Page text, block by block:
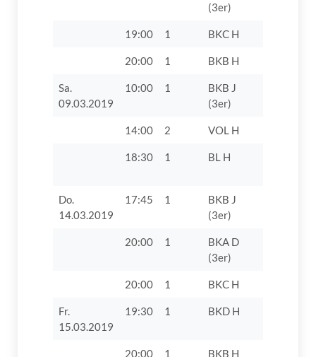
(3er)
19:00 1 BKC H
20:00 1 BKB H
Sa.
09.03.2019
10:00 1
BKB J
(3er)
14:00 2 VOL H
18:30 1 BL H
Do.
14.03.2019
17:45 1
BKB J
(3er)
20:00 1
BKA D
(3er)
20:00 1 BKC H
Fr.
15.03.2019
19:30 1 BKD H
20:00 1 BKB H